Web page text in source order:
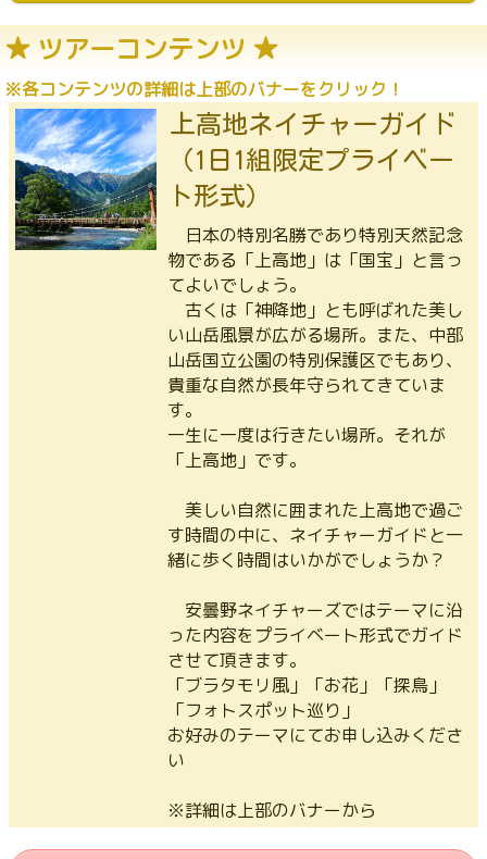
★ ツアーコンテンツ ★
※各コンテンツの詳細は上部のバナーをクリック！
上高地ネイチャーガイド
（1日1組限定プライベー
ト形式）
日本の特別名勝であり特別天然記念
物である「上高地」は「国宝」と言っ
てよいでしょう。
古くは「神降地」とも呼ばれた美し
い山岳風景が広がる場所。また、中部
山岳国立公園の特別保護区でもあり、
貴重な自然が長年守られてきていま
す。
一生に一度は行きたい場所。それが
「上高地」です。
美しい自然に囲まれた上高地で過ご
す時間の中に、ネイチャーガイドと一
緒に歩く時間はいかがでしょうか？
安曇野ネイチャーズではテーマに沿
った内容をプライベート形式でガイド
させて頂きます。
「ブラタモリ風」「お花」「探鳥」
「フォトスポット巡り」
お好みのテーマにてお申し込みくださ
い
※詳細は上部のバナーから